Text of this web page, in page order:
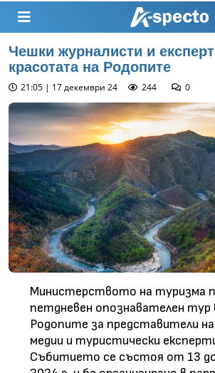
Чешки журналисти и
красотата на Родопите
21:05 | 17 декември 24 244 0
Министерството на туризма
петдневен опознавателен тур
Родопите за представители
медии и туристически
Събитието се състоя от 13 до